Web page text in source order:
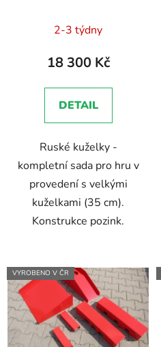
hodnocení
produktu
5,0
z
hvězdiček.
2-3 týdny
18 300 Kč
DETAIL
Ruské kuželky -
kompletní sada pro hru v
provedení s velkými
kuželkami (35 cm).
Konstrukce pozink.
VYROBENO V ČR